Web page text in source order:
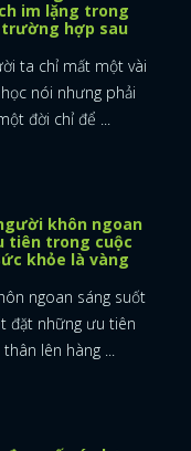
im lặng trong
hợp sau
ta chỉ mất một vài
nói nhưng phải
đời chỉ để ...
khôn ngoan
tiên trong cuộc
khỏe là vàng
ngoan sáng suốt
đặt những ưu tiên
lên hàng ...